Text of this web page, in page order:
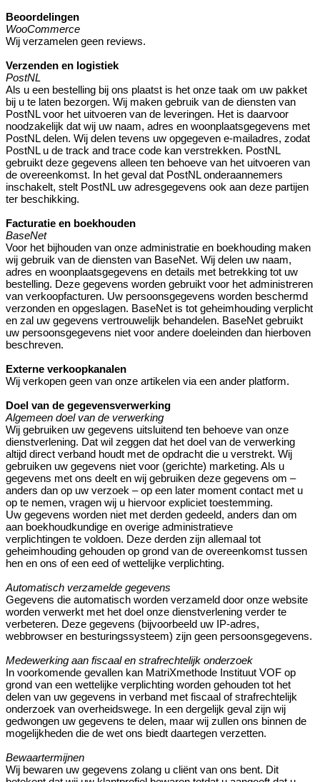
Beoordelingen
WooCommerce
Wij verzamelen geen reviews.
Verzenden en logistiek
PostNL
Als u een bestelling bij ons plaatst is het onze taak om uw pakket
bij u te laten bezorgen. Wij maken gebruik van de diensten van
PostNL voor het uitvoeren van de leveringen. Het is daarvoor
noodzakelijk dat wij uw naam, adres en woonplaatsgegevens met
PostNL delen. Wij delen tevens uw opgegeven e-mailadres, zodat
PostNL u de track and trace code kan verstrekken. PostNL
gebruikt deze gegevens alleen ten behoeve van het uitvoeren van
de overeenkomst. In het geval dat PostNL onderaannemers
inschakelt, stelt PostNL uw adresgegevens ook aan deze partijen
ter beschikking.
Facturatie en boekhouden
BaseNet
Voor het bijhouden van onze administratie en boekhouding maken
wij gebruik van de diensten van BaseNet. Wij delen uw naam,
adres en woonplaatsgegevens en details met betrekking tot uw
bestelling. Deze gegevens worden gebruikt voor het administreren
van verkoopfacturen. Uw persoonsgegevens worden beschermd
verzonden en opgeslagen. BaseNet is tot geheimhouding verplicht
en zal uw gegevens vertrouwelijk behandelen. BaseNet gebruikt
uw persoonsgegevens niet voor andere doeleinden dan hierboven
beschreven.
Externe verkoopkanalen
Wij verkopen geen van onze artikelen via een ander platform.
Doel van de gegevensverwerking
Algemeen doel van de verwerking
Wij gebruiken uw gegevens uitsluitend ten behoeve van onze
dienstverlening. Dat wil zeggen dat het doel van de verwerking
altijd direct verband houdt met de opdracht die u verstrekt. Wij
gebruiken uw gegevens niet voor (gerichte) marketing. Als u
gegevens met ons deelt en wij gebruiken deze gegevens om –
anders dan op uw verzoek – op een later moment contact met u
op te nemen, vragen wij u hiervoor expliciet toestemming.
Uw gegevens worden niet met derden gedeeld, anders dan om
aan boekhoudkundige en overige administratieve
verplichtingen te voldoen. Deze derden zijn allemaal tot
geheimhouding gehouden op grond van de overeenkomst tussen
hen en ons of een eed of wettelijke verplichting.
Automatisch verzamelde gegevens
Gegevens die automatisch worden verzameld door onze website
worden verwerkt met het doel onze dienstverlening verder te
verbeteren. Deze gegevens (bijvoorbeeld uw IP-adres,
webbrowser en besturingssysteem) zijn geen persoonsgegevens.
Medewerking aan fiscaal en strafrechtelijk onderzoek
In voorkomende gevallen kan MatriXmethode Instituut VOF op
grond van een wettelijke verplichting worden gehouden tot het
delen van uw gegevens in verband met fiscaal of strafrechtelijk
onderzoek van overheidswege. In een dergelijk geval zijn wij
gedwongen uw gegevens te delen, maar wij zullen ons binnen de
mogelijkheden die de wet ons biedt daartegen verzetten.
Bewaartermijnen
Wij bewaren uw gegevens zolang u cliënt van ons bent. Dit